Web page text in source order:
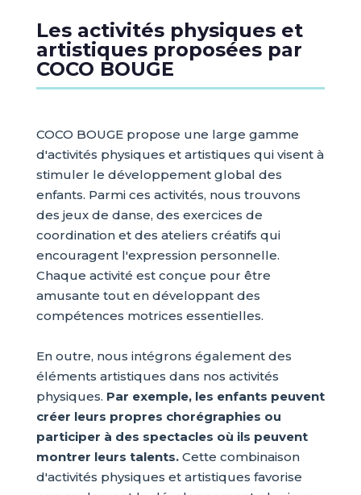
Les activités physiques et
artistiques proposées par
COCO BOUGE
COCO BOUGE propose une large gamme
d'activités physiques et artistiques qui visent à
stimuler le développement global des
enfants. Parmi ces activités, nous trouvons
des jeux de danse, des exercices de
coordination et des ateliers créatifs qui
encouragent l'expression personnelle.
Chaque activité est conçue pour être
amusante tout en développant des
compétences motrices essentielles.
En outre, nous intégrons également des
éléments artistiques dans nos activités
physiques. Par exemple, les enfants peuvent
créer leurs propres chorégraphies ou
participer à des spectacles où ils peuvent
montrer leurs talents.Cette combinaison
d'activités physiques et artistiques favorise